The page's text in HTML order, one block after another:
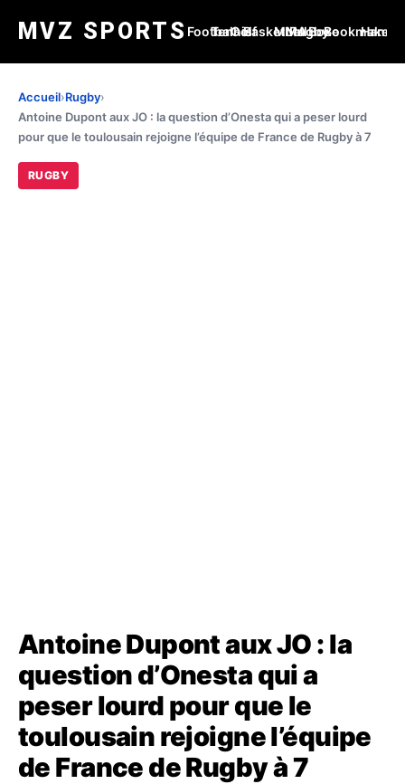
MVZ SPORTS Football
Tennis
GolfBasketball
MMARugby
BoxeBookmakers
Accueil›Rugby›
Antoine Dupont aux JO : la question d’Onesta qui a peser lourd
pour que le toulousain rejoigne l’équipe de France de Rugby à 7
RUGBY
Antoine Dupont aux JO : la
question d’Onesta qui a
peser lourd pour que le
toulousain rejoigne l’équipe
de France de Rugby à 7